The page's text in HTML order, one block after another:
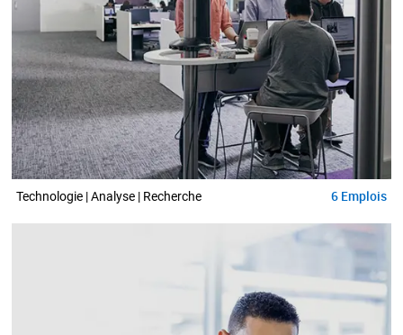
Technologie | Analyse | Recherche 6 Emplois